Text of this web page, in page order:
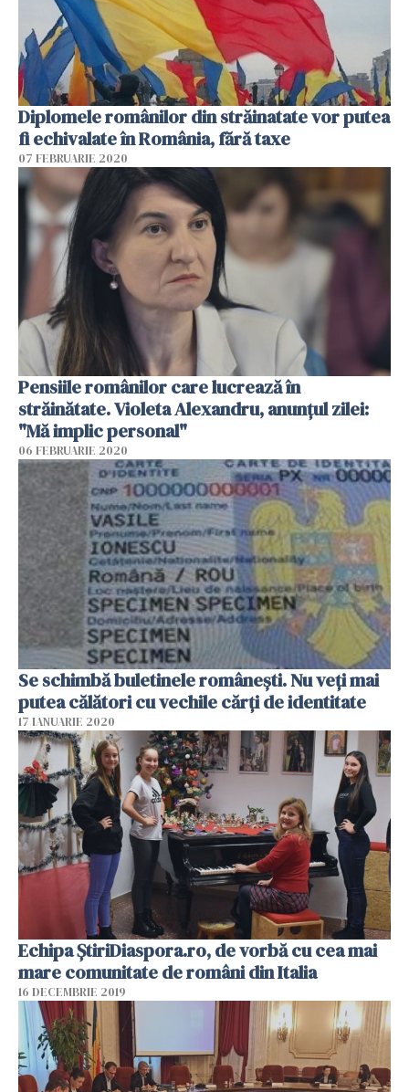
Diplomele românilor din străinatate vor putea
fi echivalate în România, fără taxe
07 FEBRUARIE 2020
Pensiile românilor care lucrează în
străinătate. Violeta Alexandru, anunțul zilei:
"Mă implic personal"
06 FEBRUARIE 2020
Se schimbă buletinele românești. Nu veți mai
putea călători cu vechile cărți de identitate
17 IANUARIE 2020
Echipa ŞtiriDiaspora.ro, de vorbă cu cea mai
mare comunitate de români din Italia
16 DECEMBRIE 2019